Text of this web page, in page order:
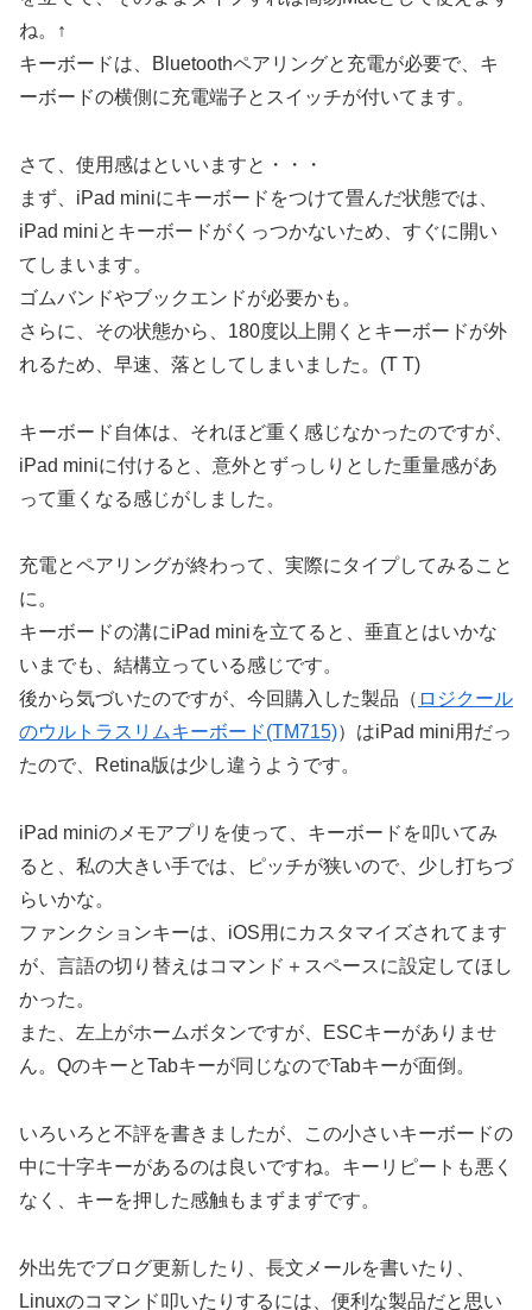
ね。↑
キーボードは、Bluetoothペアリングと充電が必要で、キ
ーボードの横側に充電端子とスイッチが付いてます。
さて、使用感はといいますと・・・
まず、iPad miniにキーボードをつけて畳んだ状態では、
iPad miniとキーボードがくっつかないため、すぐに開い
てしまいます。
ゴムバンドやブックエンドが必要かも。
さらに、その状態から、180度以上開くとキーボードが外
れるため、早速、落としてしまいました。(T T)
キーボード自体は、それほど重く感じなかったのですが、
iPad miniに付けると、意外とずっしりとした重量感があ
って重くなる感じがしました。
充電とペアリングが終わって、実際にタイプしてみること
に。
キーボードの溝にiPad miniを立てると、垂直とはいかな
いまでも、結構立っている感じです。
後から気づいたのですが、今回購入した製品（ ロジクール
のウルトラスリムキーボード(TM715)）はiPad mini用だっ
たので、Retina版は少し違うようです。
iPad miniのメモアプリを使って、キーボードを叩いてみ
ると、私の大きい手では、ピッチが狭いので、少し打ちづ
らいかな。
ファンクションキーは、iOS用にカスタマイズされてます
が、言語の切り替えはコマンド＋スペースに設定してほし
かった。
また、左上がホームボタンですが、ESCキーがありませ
ん。QのキーとTabキーが同じなのでTabキーが面倒。
いろいろと不評を書きましたが、この小さいキーボードの
中に十字キーがあるのは良いですね。キーリピートも悪く
なく、キーを押した感触もまずまずです。
外出先でブログ更新したり、長文メールを書いたり、
Linuxのコマンド叩いたりするには、便利な製品だと思い